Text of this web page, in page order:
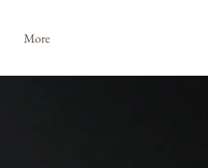
More